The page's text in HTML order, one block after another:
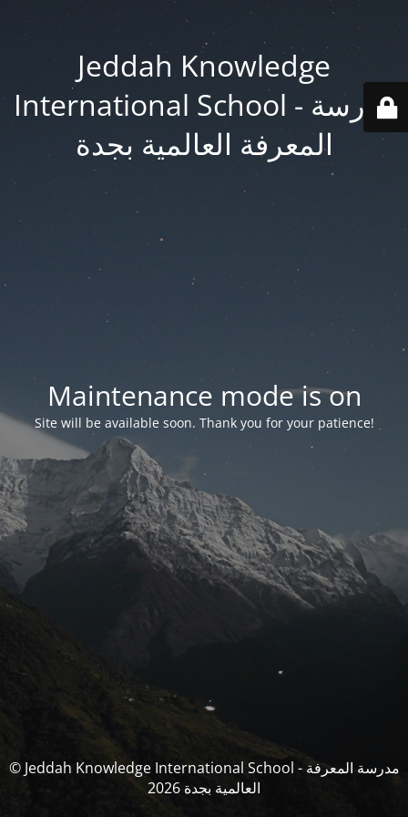
Jeddah Knowledge
International School - مدرسة
المعرفة العالمية بجدة
Maintenance mode is on
Site will be available soon. Thank you for your patience!
© Jeddah Knowledge International School - مدرسة المعرفة
العالمية بجدة 2026